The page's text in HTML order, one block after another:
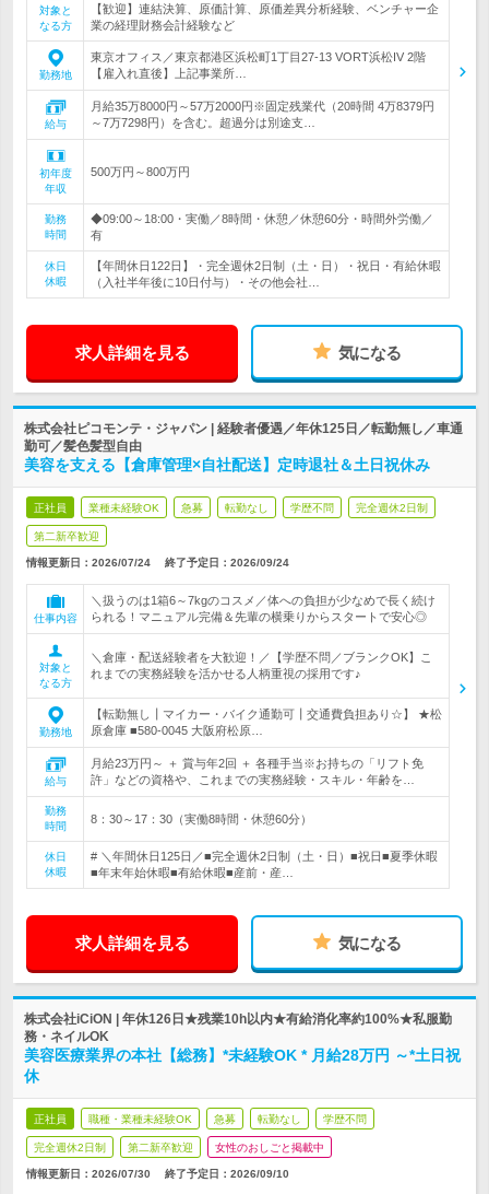
対象と
なる方
【歓迎】連結決算、原価計算、原価差異分析経験、ベンチャー企
業の経理財務会計経験など
勤務地
東京オフィス／東京都港区浜松町1丁目27-13 VORT浜松IV 2階
【雇入れ直後】上記事業所…
給与
月給35万8000円～57万2000円※固定残業代（20時間 4万8379円
～7万7298円）を含む。超過分は別途支…
初年度
年収
500万円～800万円
勤務
時間
◆09:00～18:00・実働／8時間・休憩／休憩60分・時間外労働／
有
休日
休暇
【年間休日122日】・完全週休2日制（土・日）・祝日・有給休暇
（入社半年後に10日付与）・その他会社…
求人詳細を見る 気になる
株式会社ピコモンテ・ジャパン | 経験者優遇／年休125日／転勤無し／車通
勤可／髪色髪型自由
美容を支える【倉庫管理×自社配送】定時退社＆土日祝休み
正社員 業種未経験OK 急募 転勤なし 学歴不問 完全週休2日制
第二新卒歓迎
情報更新日：2026/07/24 終了予定日： 2026/09/24
仕事内容
＼扱うのは1箱6～7kgのコスメ／体への負担が少なめで長く続け
られる！マニュアル完備＆先輩の横乗りからスタートで安心◎
対象と
なる方
＼倉庫・配送経験者を大歓迎！／【学歴不問／ブランクOK】こ
れまでの実務経験を活かせる人柄重視の採用です♪
勤務地
【転勤無し┃マイカー・バイク通勤可┃交通費負担あり☆】 ★松
原倉庫 ■580-0045 大阪府松原…
給与
月給23万円～ ＋ 賞与年2回 ＋ 各種手当※お持ちの「リフト免
許」などの資格や、これまでの実務経験・スキル・年齢を…
勤務
時間
8：30～17：30（実働8時間・休憩60分）
休日
休暇
# ＼年間休日125日／■完全週休2日制（土・日）■祝日■夏季休暇
■年末年始休暇■有給休暇■産前・産…
求人詳細を見る 気になる
株式会社iCiON | 年休126日★残業10h以内★有給消化率約100%★私服勤
務・ネイルOK
美容医療業界の本社【総務】*未経験OK * 月給28万円 ～*土日祝
休
正社員 職種・業種未経験OK 急募 転勤なし 学歴不問
完全週休2日制 第二新卒歓迎 女性のおしごと掲載中
情報更新日：2026/07/30 終了予定日： 2026/09/10